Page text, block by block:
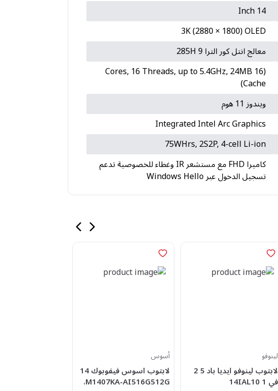
14 Inch
3K (2880 × 1800) OLED
معالج انتل كور الترا 9 285H
(16 Cores, 16 Threads, up to 5.4GHz, 24MB
Cache)
ويندوز 11 هوم
Integrated Intel Arc Graphics
75WHrs, 2S2P, 4-cell Li-ion
كاميرا FHD مع مستشعر IR وغطاء للخصوصية تدعم
تسجيل الدخول عبر Windows Hello
لينوفو
لابتوب لينوفو ايديا باد 5 2
في 1 14IAL10
أسوس
لابتوب اسوس فيفوبوك 14
M1407KA-AI516G512G،